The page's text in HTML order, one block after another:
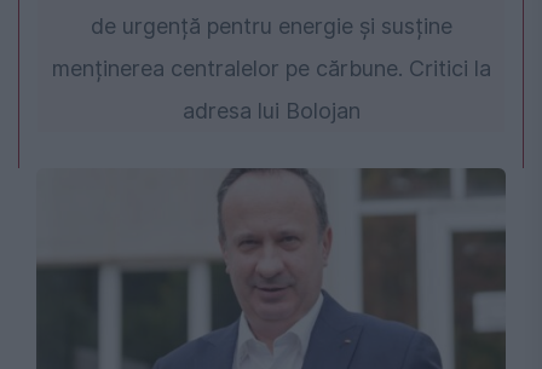
de urgență pentru energie și susține
menținerea centralelor pe cărbune. Critici la
adresa lui Bolojan